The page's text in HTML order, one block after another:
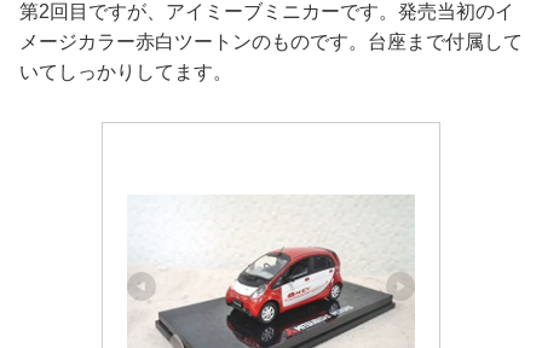
第2回目ですが、アイミーブミニカーです。発売当初のイ
メージカラー赤白ツートンのものです。台座まで付属して
いてしっかりしてます。